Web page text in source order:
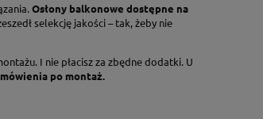
Osłony balkonowe dostępne na
selekcję jakości – tak, żeby nie
I nie płacisz za zbędne dodatki. U
po montaż.